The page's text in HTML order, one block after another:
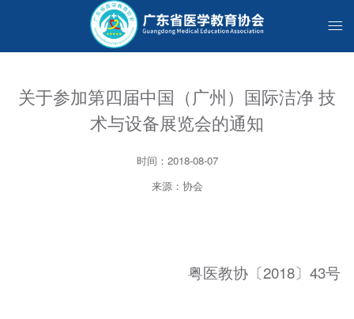
关于参加第四届中国（广州）国际洁净 技
术与设备展览会的通知
时间：2018-08-07
来源：协会
粤医教协〔2018〕43号